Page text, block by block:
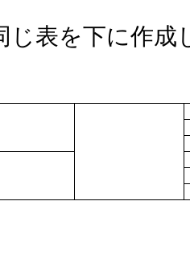
じ表を下に作成